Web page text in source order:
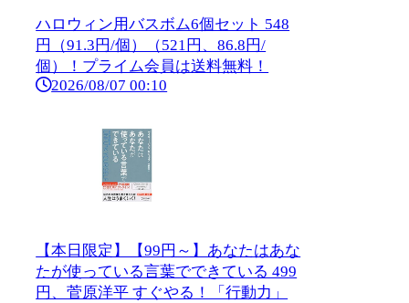
ハロウィン用バスボム6個セット 548
円（91.3円/個）（521円、86.8円/
個）！プライム会員は送料無料！
2026/08/07 00:10
【本日限定】【99円～】あなたはあな
たが使っている言葉でできている 499
円、菅原洋平 すぐやる！「行動力」